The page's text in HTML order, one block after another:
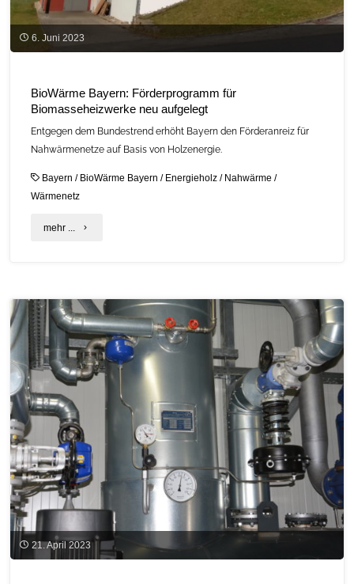
6. Juni 2023
BioWärme Bayern: Förderprogramm für
Biomasseheizwerke neu aufgelegt
Entgegen dem Bundestrend erhöht Bayern den Förderanreiz für
Nahwärmenetze auf Basis von Holzenergie.
Bayern / BioWärme Bayern / Energieholz / Nahwärme /
Wärmenetz
mehr ... "BioWärme
für
Biomasseheizwerke
neu
21. April 2023